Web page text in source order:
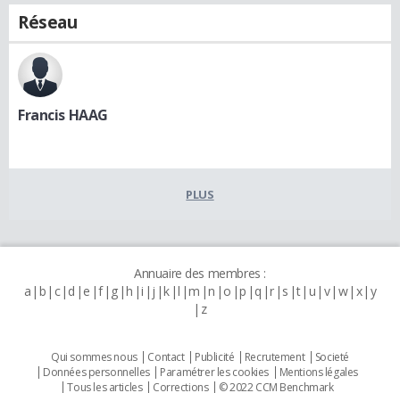
Réseau
Francis HAAG
PLUS
Annuaire des membres :
a b c d e f g h i j k l m n o p q r s t u v w x y
z
Qui sommes nous Contact Publicité Recrutement
Societé
Données personnelles
Paramétrer les cookies
Mentions légales
Tous les articles
Corrections © 2022 CCM Benchmark